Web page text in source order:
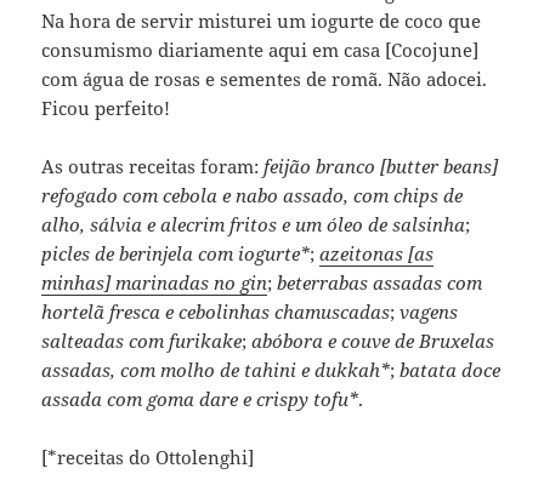
Na hora de servir misturei um iogurte de coco que
consumismo diariamente aqui em casa [Cocojune]
com água de rosas e sementes de romã. Não adocei.
Ficou perfeito!
As outras receitas foram:feijão branco [butter beans]
refogado com cebola e nabo assado, com chips de
alho, sálvia e alecrim fritos e um óleo de salsinha;
picles de berinjela com iogurte*;azeitonas [as
minhas] marinadas no gin;beterrabas assadas com
hortelã fresca e cebolinhas chamuscadas;vagens
salteadas com furikake;abóbora e couve de Bruxelas
assadas, com molho de tahini e dukkah*;batata doce
assada com goma dare e crispy tofu*.
[*receitas do Ottolenghi]